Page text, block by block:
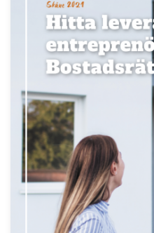
LÄS
Håll dig uppdaterad